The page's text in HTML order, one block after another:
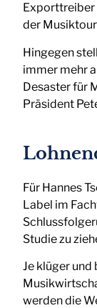
Exporttreiber
der
Hingegen
immer mehr
Desaster für
Präsident
Für Hannes
Label im
Studie zu
Je klüger und
werden die